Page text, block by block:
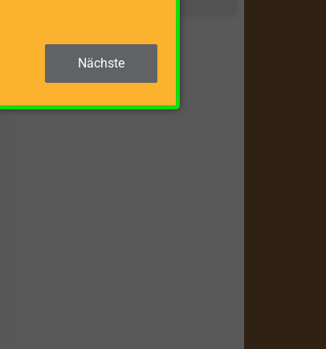
Nächste